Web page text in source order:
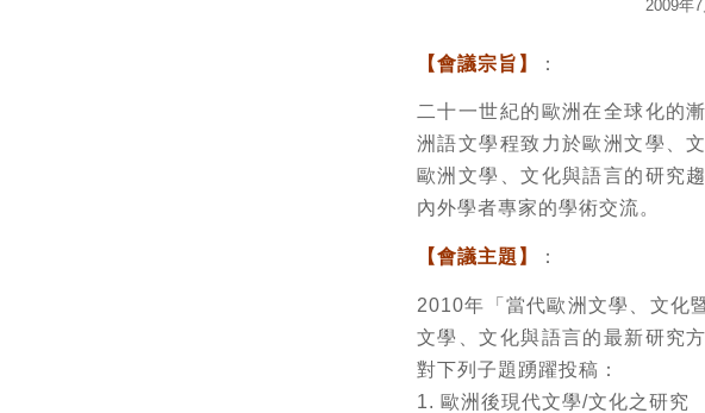
2009年7
【會議宗旨】 ：
二十一世紀的歐洲在全球化的
洲語文學程致力於歐洲文學、
歐洲文學、文化與語言的研究
內外學者專家的學術交流。
【會議主題】 ：
2010年「當代歐洲文學、文化
文學、文化與語言的最新研究
對下列子題踴躍投稿：
1. 歐洲後現代文學/文化之研究